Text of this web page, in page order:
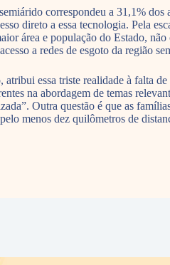
correspondeu a 31,1%
direto a essa tecnologia. Pela
área e população do Estado,
a redes de esgoto da região
essa triste realidade à falta
na abordagem de temas
Outra questão é que as
menos dez quilômetros de